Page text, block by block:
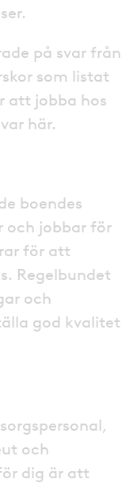
på svar från
som listat
att jobba hos
här.
boendes
och jobbar för
för att
Regelbundet
och
god kvalitet
och
dig är att